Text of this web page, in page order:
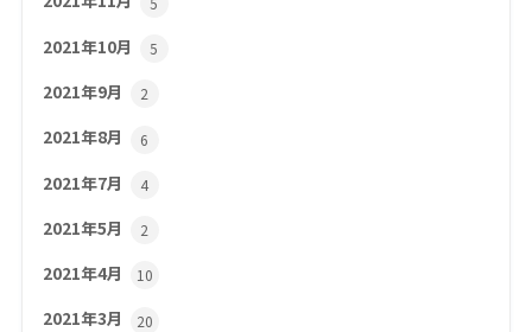
2021年10月 5
2021年9月 2
2021年8月 6
2021年7月 4
2021年5月 2
2021年4月 10
2021年3月 20